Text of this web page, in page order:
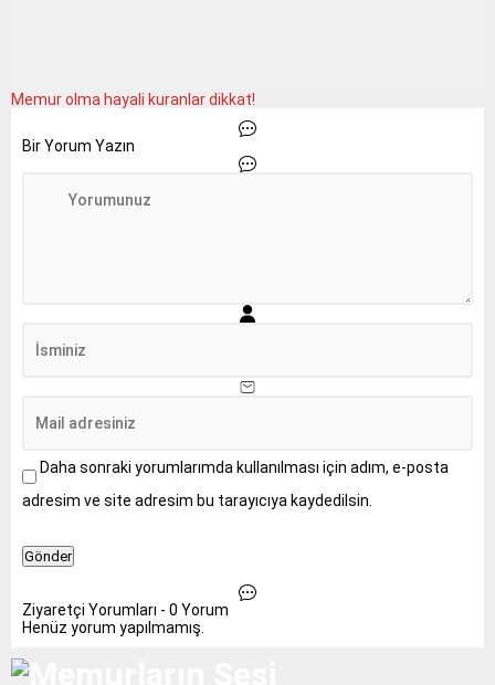
Memur olma hayali kuranlar dikkat!
Bir Yorum Yazın
Daha sonraki yorumlarımda kullanılması için adım, e-posta
adresim ve site adresim bu tarayıcıya kaydedilsin.
Ziyaretçi Yorumları - 0 Yorum
Henüz yorum yapılmamış.